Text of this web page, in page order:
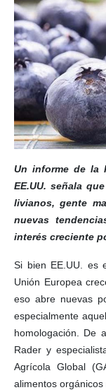
Un informe de la
EE.UU. señala
livianos, gente
nuevas
interés creciente
Si bien EE.UU. es
Unión Europea
eso abre nuevas
especialmente
homologación. De
Rader y
Agrícola Global
alimentos